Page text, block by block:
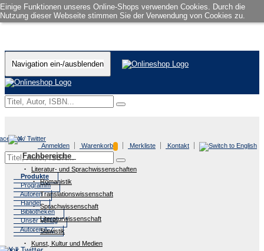
Einige Funktionen unseres Online-Shops verwenden Cookies. Durch die
Nutzung dieser Webseite stimmen Sie der Verwendung von Cookies zu.
Navigation ein-/ausblenden
Anmelden Warenkorb Merkliste Kontakt
Produkte
Programm
Autoren
Handel
Bibliotheken
Unser Verlag
Autoren A-Z
Fachbereiche
Literatur- und Sprachwissenschaften
Romanistik
Translationswissenschaft
Sprachwissenschaft
Literaturwissenschaft
Slawistik
Kunst, Kultur und Medien